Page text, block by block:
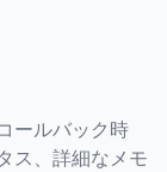
ールバック時
ス、詳細なメモ